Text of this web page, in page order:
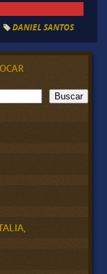
DANIEL SANTOS
Buscar